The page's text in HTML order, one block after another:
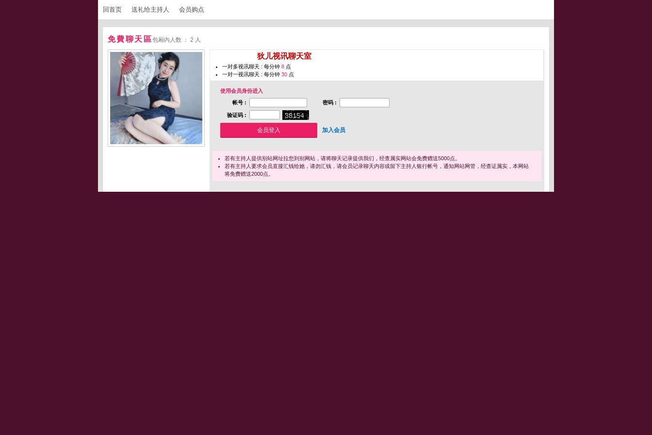
回首页 送礼给主持人 会员购点
免費聊天區包厢内人数 ： 2 人
狄儿视讯聊天室
一对多视讯聊天 : 每分钟 8 点
一对一视讯聊天 : 每分钟 30 点
使用会员身份进入
帐号 :
密码 :
验证码 :
加入会员
若有主持人提供别站网址拉您到别网站，请将聊天记录提供我们，经查属实网站会免费赠送5000点。
若有主持人要求会员直接汇钱给她，请勿汇钱，请会员记录聊天内容或留下主持人银行帐号，通知网站网管，经查证属实，本网站
将免费赠送2000点。